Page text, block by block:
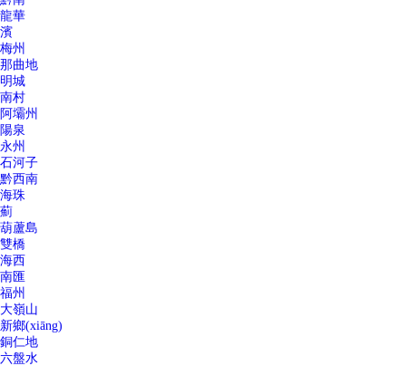
龍華
濱
梅州
那曲地
明城
南村
阿壩州
陽泉
永州
石河子
黔西南
海珠
薊
葫蘆島
雙橋
海西
南匯
福州
大嶺山
新鄉(xiāng)
銅仁地
六盤水